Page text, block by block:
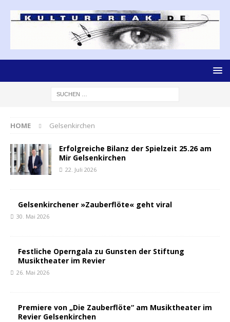
HOME Gelsenkirchen
Erfolgreiche Bilanz der Spielzeit 25.26 am
Mir Gelsenkirchen
22. Juli 2026
Gelsenkirchener »Zauberflöte« geht viral
30. Mai 2026
Festliche Operngala zu Gunsten der Stiftung
Musiktheater im Revier
26. Mai 2026
Premiere von „Die Zauberflöte“ am Musiktheater im
Revier Gelsenkirchen